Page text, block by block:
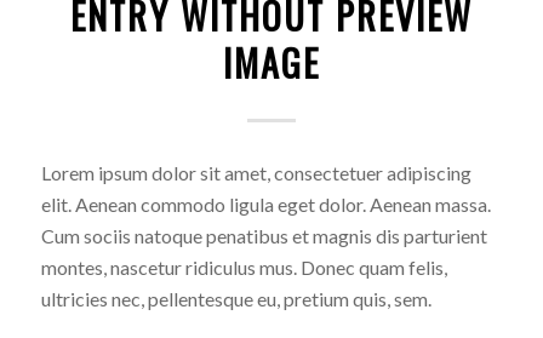
ENTRY WITHOUT PREVIEW
IMAGE
Lorem ipsum dolor sit amet, consectetuer adipiscing
elit. Aenean commodo ligula eget dolor. Aenean massa.
Cum sociis natoque penatibus et magnis dis parturient
montes, nascetur ridiculus mus. Donec quam felis,
ultricies nec, pellentesque eu, pretium quis, sem.